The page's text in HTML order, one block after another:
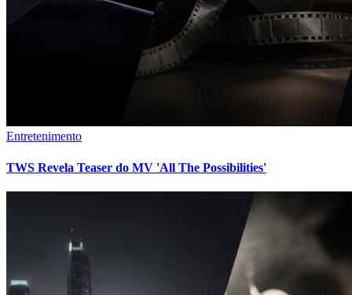
Entretenimento
TWS Revela Teaser do MV 'All The Possibilities'